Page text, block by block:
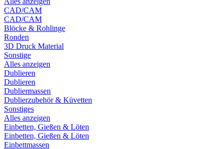
CAD/CAM
CAD/CAM
Blöcke & Rohlinge
Ronden
3D Druck Material
Sonstige
Alles anzeigen
Dublieren
Dublieren
Dubliermassen
Dublierzubehör & Küvetten
Sonstiges
Alles anzeigen
Einbetten, Gießen & Löten
Einbetten, Gießen & Löten
Einbettmassen